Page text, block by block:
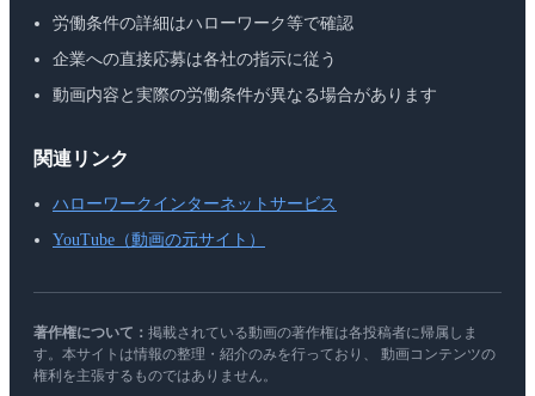
労働条件の詳細はハローワーク等で確認
企業への直接応募は各社の指示に従う
動画内容と実際の労働条件が異なる場合があります
関連リンク
ハローワークインターネットサービス
YouTube（動画の元サイト）
著作権について： 掲載されている動画の著作権は各投稿者に帰属しま
す。本サイトは情報の整理・紹介のみを行っており、 動画コンテンツの
権利を主張するものではありません。